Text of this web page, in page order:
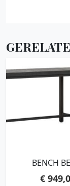
BENCH
CM RECYCLED
€